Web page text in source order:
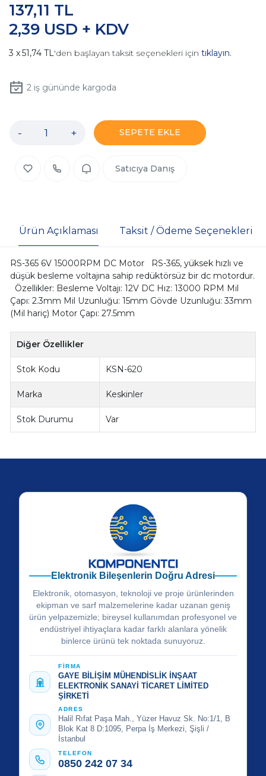
2,39 USD + KDV
137,11 TL
51,74 TL'den başlayan taksit seçenekleri için tıklayın.
2iş gününde kargoda
- + SEPETE EKLE
Satıcıya Danış
Ürün Açıklaması Taksit / Ödeme Seçenekleri
RS-365 6V 15000RPM DC Motor RS-365, yüksek hızlı ve
düşük besleme voltajına sahip redüktörsüz bir dc motordur.
Özellikler: Besleme Voltajı: 12V DC Hız: 13000 RPM Mil
Çapı: 2.3mm Mil Uzunluğu: 15mm Gövde Uzunluğu: 33mm
(Mil hariç) Motor Çapı: 27.5mm
Diğer Özellikler
Stok Kodu KSN-620
Marka Keskinler
Stok Durumu Var
Elektronik Bileşenlerin Doğru Adresi
Elektronik, otomasyon, teknoloji ve proje ürünlerinden
ekipman ve sarf malzemelerine kadar uzanan geniş
ürün yelpazemizle; bireysel kullanımdan profesyonel ve
endüstriyel ihtiyaçlara kadar farklı alanlara yönelik
binlerce ürünü tek noktada sunuyoruz.
FİRMA
GAYE BİLİŞİM MÜHENDİSLİK İNŞAAT
ELEKTRONİK SANAYİ TİCARET LİMİTED
ŞİRKETİ
ADRES
Halil Rıfat Paşa Mah., Yüzer Havuz Sk. No:1/1, B
Blok Kat 8 D:1095, Perpa İş Merkezi, Şişli /
İstanbul
TELEFON
0850 242 07 34